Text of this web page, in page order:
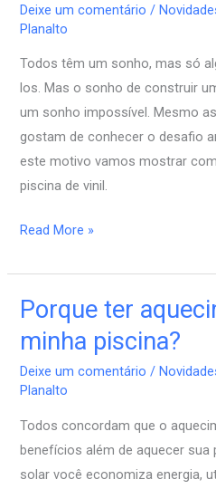
Deixe um comentário /
Planalto
Todos têm um sonho, mas só
los. Mas o sonho de construir
um sonho impossível. Mesmo
gostam de conhecer o desafio
este motivo vamos mostrar
piscina de vinil.
piscina
vinil
Read More »
Porque ter
minha piscina?
Deixe um comentário /
Planalto
Todos concordam que o
benefícios além de aquecer sua
solar você economiza energia,
Porque
aquecimento
solar
minha
piscina?